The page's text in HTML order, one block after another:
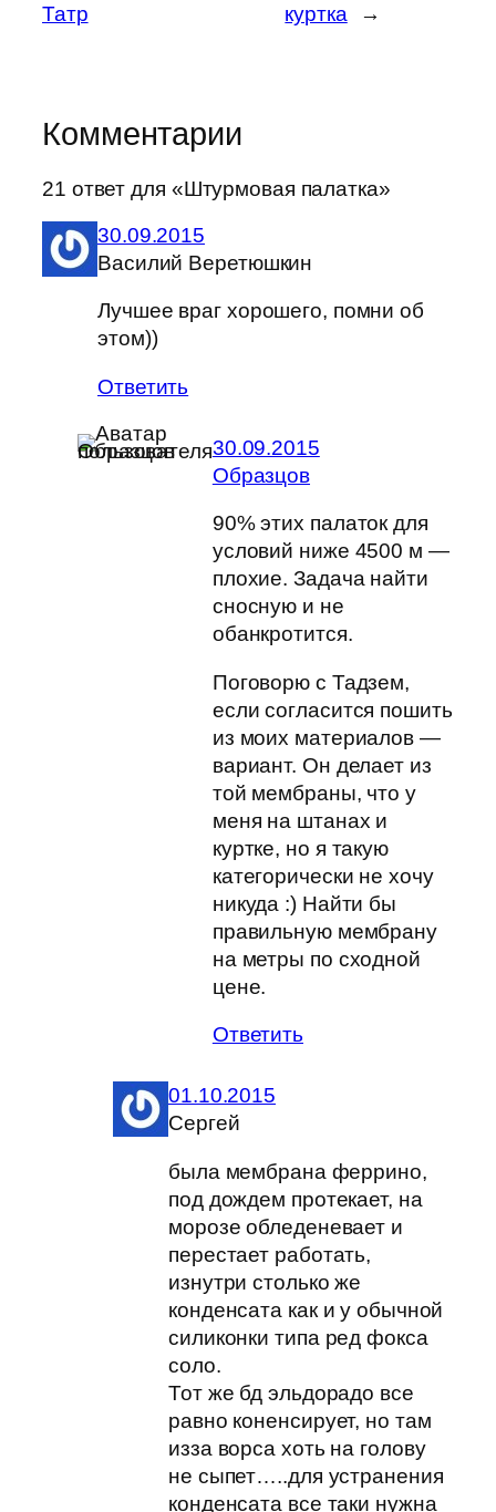
Татр
куртка
→
Комментарии
21 ответ для «Штурмовая палатка»
30.09.2015
Василий Веретюшкин
Лучшее враг хорошего, помни об
этом))
Ответить
30.09.2015
Образцов
90% этих палаток для
условий ниже 4500 м —
плохие. Задача найти
сносную и не
обанкротится.
Поговорю с Тадзем,
если согласится пошить
из моих материалов —
вариант. Он делает из
той мембраны, что у
меня на штанах и
куртке, но я такую
категорически не хочу
никуда :) Найти бы
правильную мембрану
на метры по сходной
цене.
Ответить
01.10.2015
Сергей
была мембрана феррино,
под дождем протекает, на
морозе обледеневает и
перестает работать,
изнутри столько же
конденсата как и у обычной
силиконки типа ред фокса
соло.
Тот же бд эльдорадо все
равно коненсирует, но там
изза ворса хоть на голову
не сыпет…..для устранения
конденсата все таки нужна